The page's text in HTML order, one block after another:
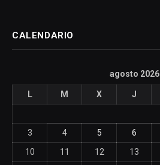
CALENDARIO
agosto 2026
L M X J
3
4 5 6
10
11 12 13